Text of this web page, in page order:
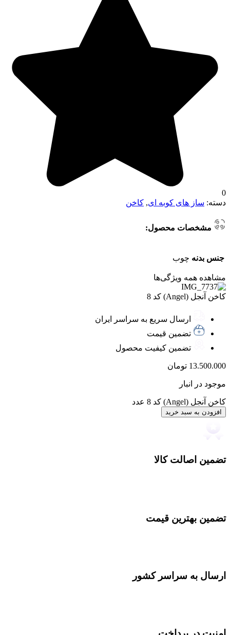
0
دسته: ساز های کوبه ای, کاخن
مشخصات محصول:
جنس بدنه چوب
مشاهده همه ویژگی‌ها
کاخن آنجل (Angel) کد 8
ارسال سریع به سراسر ایران
تضمین قیمت
تضمین کیفیت محصول
13.500.000 تومان
موجود در انبار
کاخن آنجل (Angel) کد 8 عدد
افزودن به سبد خرید
تضمین اصالت کالا
تضمین بهترین قیمت
ارسال به سراسر کشور